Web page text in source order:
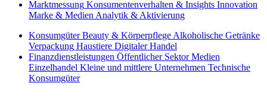
Marktmessung Konsumentenverhalten & Insights Innovation
Marke & Medien Analytik & Aktivierung
Konsumgüter Beauty & Körperpflege Alkoholische Getränke
Verpackung Haustiere Digitaler Handel
Finanzdienstleistungen Öffentlicher Sektor Medien
Einzelhandel Kleine und mittlere Unternehmen Technische
Konsumgüter